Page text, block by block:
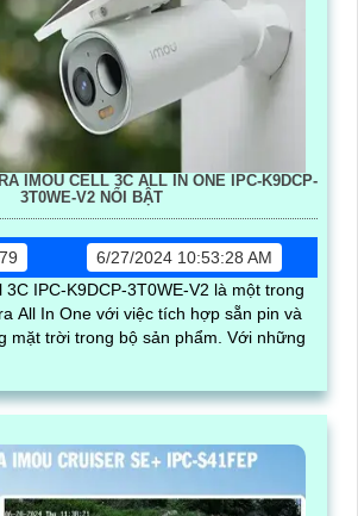
IMOU CELL 3C ALL IN ONE IPC-K9DCP-
3T0WE-V2 NỔI BẬT
6/27/2024 10:53:28 AM
IPC-K9DCP-3T0WE-V2 là một trong
All In One với việc tích hợp sẵn pin và
trời trong bộ sản phẩm. Với những